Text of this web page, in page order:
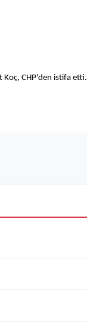
Koç, CHP'den istifa etti.